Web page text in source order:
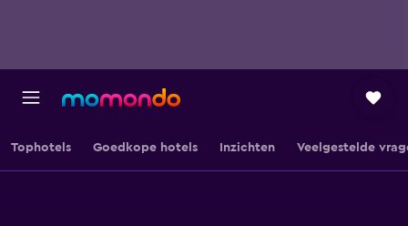
Tophotels Goedkope hotels Inzichten Veelgestelde